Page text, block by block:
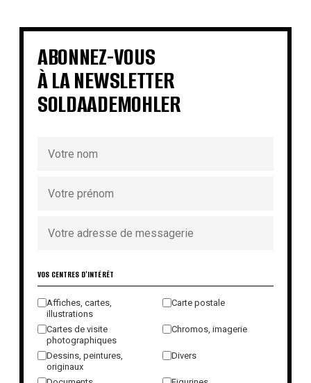
€
€
€ 100,00€
ABONNEZ-VOUS
À LA NEWSLETTER
SOLDAADEMOHLER
VOS CENTRES D'INTÉRÊT
Affiches, cartes,
illustrations
Carte postale
Cartes de visite
photographiques
Chromos, imagerie
Dessins, peintures,
originaux
Divers